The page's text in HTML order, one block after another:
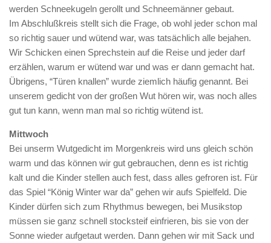
werden Schneekugeln gerollt und Schneemänner gebaut.
Im Abschlußkreis stellt sich die Frage, ob wohl jeder schon mal
so richtig sauer und wütend war, was tatsächlich alle bejahen.
Wir Schicken einen Sprechstein auf die Reise und jeder darf
erzählen, warum er wütend war und was er dann gemacht hat.
Übrigens, “Türen knallen” wurde ziemlich häufig genannt. Bei
unserem gedicht von der großen Wut hören wir, was noch alles
gut tun kann, wenn man mal so richtig wütend ist.
Mittwoch
Bei unserm Wutgedicht im Morgenkreis wird uns gleich schön
warm und das können wir gut gebrauchen, denn es ist richtig
kalt und die Kinder stellen auch fest, dass alles gefroren ist. Für
das Spiel “König Winter war da” gehen wir aufs Spielfeld. Die
Kinder dürfen sich zum Rhythmus bewegen, bei Musikstop
müssen sie ganz schnell stocksteif einfrieren, bis sie von der
Sonne wieder aufgetaut werden. Dann gehen wir mit Sack und